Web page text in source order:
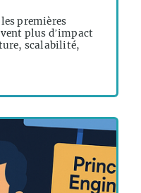
premières
plus d’impact
scalabilité,